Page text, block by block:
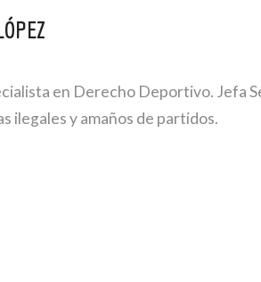
en Derecho Deportivo. Jefa
ilegales y amaños de partidos.